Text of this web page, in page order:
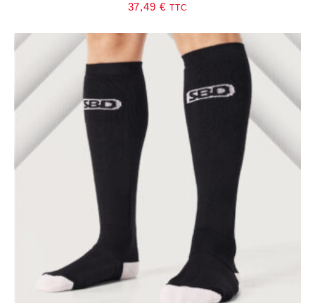
37,49 € TTC